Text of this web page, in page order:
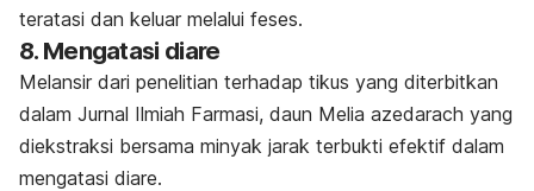
teratasi dan keluar melalui feses.
8. Mengatasi diare
Melansir dari penelitian terhadap tikus yang diterbitkan
dalam Jurnal Ilmiah Farmasi, daun Melia azedarach yang
diekstraksi bersama minyak jarak terbukti efektif dalam
mengatasi diare.